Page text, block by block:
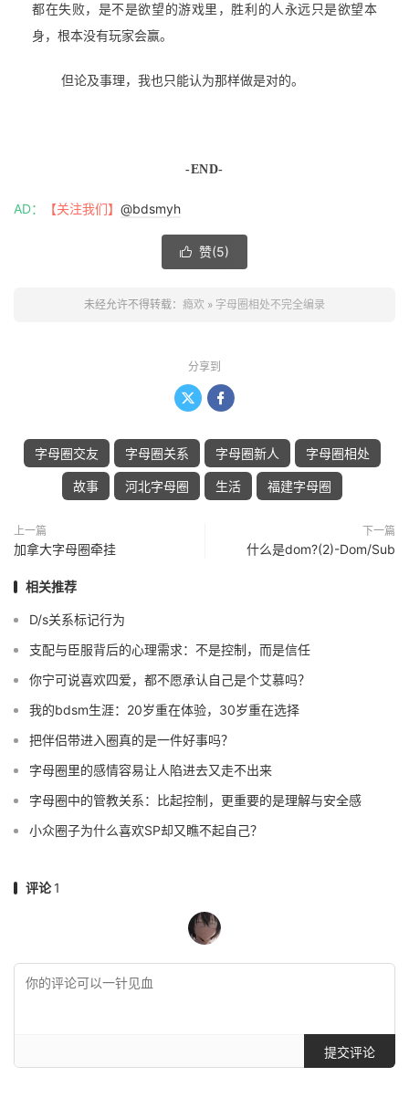
都在失败，是不是欲望的游戏里，胜利的人永远只是欲望本
身，根本没有玩家会赢。
但论及事理，我也只能认为那样做是对的。
-END-
AD： 【关注我们】 @bdsmyh
 赞(5)
未经允许不得转载： 瘾欢 » 字母圈相处不完全编录
分享到
 
字母圈交友 字母圈关系 字母圈新人 字母圈相处
故事 河北字母圈 生活 福建字母圈
上一篇
加拿大字母圈牵挂
下一篇
什么是dom?(2)-Dom/Sub
相关推荐
D/s关系标记行为
支配与臣服背后的心理需求：不是控制，而是信任
你宁可说喜欢四爱，都不愿承认自己是个艾慕吗？
我的bdsm生涯：20岁重在体验，30岁重在选择
把伴侣带进入圈真的是一件好事吗？
字母圈里的感情容易让人陷进去又走不出来
字母圈中的管教关系：比起控制，更重要的是理解与安全感
小众圈子为什么喜欢SP却又瞧不起自己？
评论1
提交评论